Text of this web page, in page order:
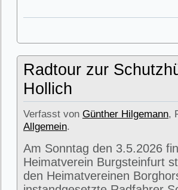
Radtour zur
Hollich
Verfasst von Günther Hilgemann,
Allgemein.
Am Sonntag den 3.5.2026
Heimatverein Burgsteinfurt
den Heimatvereinen